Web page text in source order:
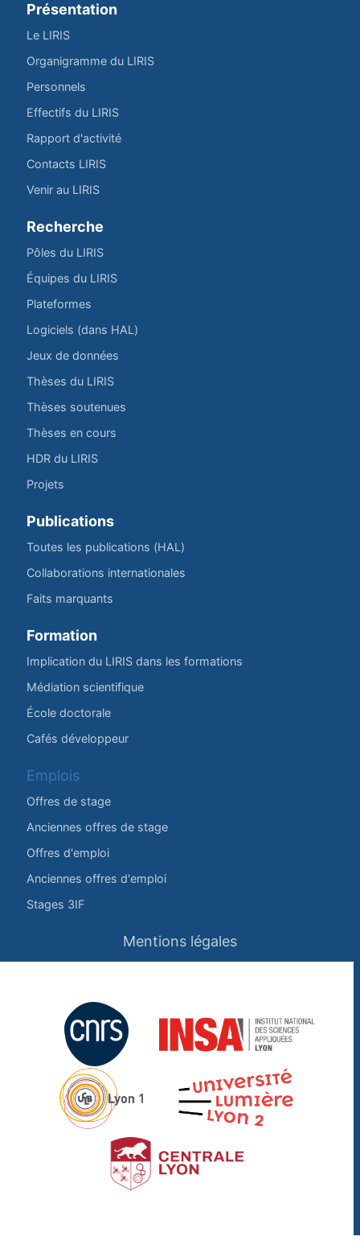
Présentation
Le LIRIS
Organigramme du LIRIS
Personnels
Effectifs du LIRIS
Rapport d'activité
Contacts LIRIS
Venir au LIRIS
Recherche
Pôles du LIRIS
Équipes du LIRIS
Plateformes
Logiciels (dans HAL)
Jeux de données
Thèses du LIRIS
Thèses soutenues
Thèses en cours
HDR du LIRIS
Projets
Publications
Toutes les publications (HAL)
Collaborations internationales
Faits marquants
Formation
Implication du LIRIS dans les formations
Médiation scientifique
École doctorale
Cafés développeur
Emplois
Offres de stage
Anciennes offres de stage
Offres d'emploi
Anciennes offres d'emploi
Stages 3IF
Mentions légales